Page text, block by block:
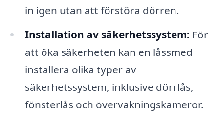
in igen utan att förstöra dörren.
Installation av säkerhetssystem: För
att öka säkerheten kan en låssmed
installera olika typer av
säkerhetssystem, inklusive dörrlås,
fönsterlås och övervakningskameror.